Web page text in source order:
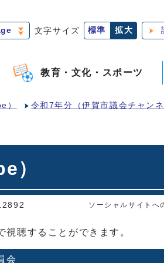
文字サイズ 標準 拡大
教育・文化・スポーツ
） 令和7年分（伊賀市議会チャンネ
）
ソーシャルサイトへ
聴することができます。
会